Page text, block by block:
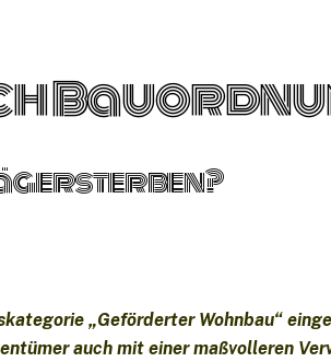
„Geförderter Wohnbau“
auch mit einer maßvolleren